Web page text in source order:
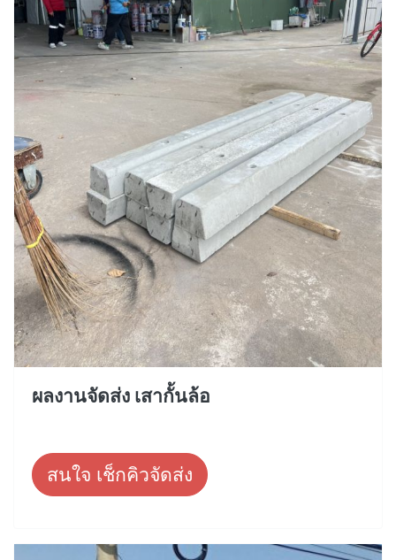
ผลงานจัดส่ง เสากั้นล้อ
สนใจ เช็กคิวจัดส่ง